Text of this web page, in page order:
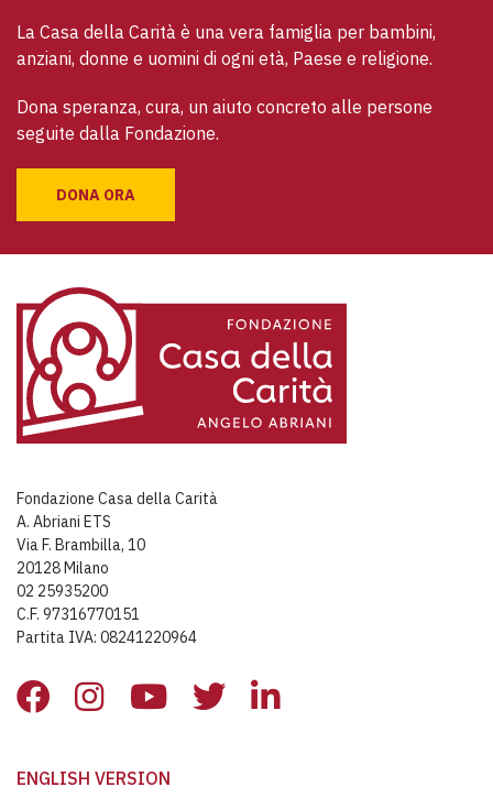
La Casa della Carità è una vera famiglia per bambini,
anziani, donne e uomini di ogni età, Paese e religione.
Dona speranza, cura, un aiuto concreto alle persone
seguite dalla Fondazione.
DONA ORA
Fondazione Casa della Carità
A. Abriani ETS
Via F. Brambilla, 10
20128 Milano
02 25935200
C.F. 97316770151
Partita IVA: 08241220964
ENGLISH VERSION